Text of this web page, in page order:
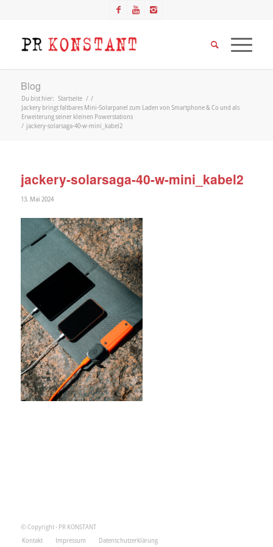
Blog
Du bist hier: Startseite / /
Jackery bringt faltbares Mini-Solarpanel zum Laden von Smartphone & Co und als
Erweiterung seiner kleinen Powerstations
/ jackery-solarsaga-40-w-mini_kabel2
jackery-solarsaga-40-w-mini_kabel2
13. Mai 2024
© Copyright - PR KONSTANT
Kontakt
Impressum Datenschutzerklärung